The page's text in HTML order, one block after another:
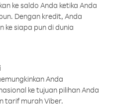
ke saldo Anda ketika Anda
Dengan kredit, Anda
ke siapa pun di dunia
Anda
ke tujuan pilihan Anda
tarif murah Viber.